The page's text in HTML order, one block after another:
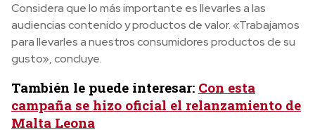
Considera que lo más importante es llevarles a las
audiencias contenido y productos de valor. «Trabajamos
para llevarles a nuestros consumidores productos de su
gusto», concluye.
También le puede interesar: Con esta
campaña se hizo oficial el relanzamiento de
Malta Leona